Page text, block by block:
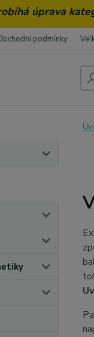
úprava
podmínky